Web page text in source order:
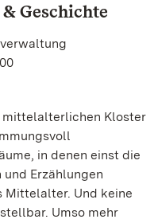
Geschichte
mittelalterlichen Kloster
in denen einst die
Erzählungen
Mittelalter. Und keine
Umso mehr